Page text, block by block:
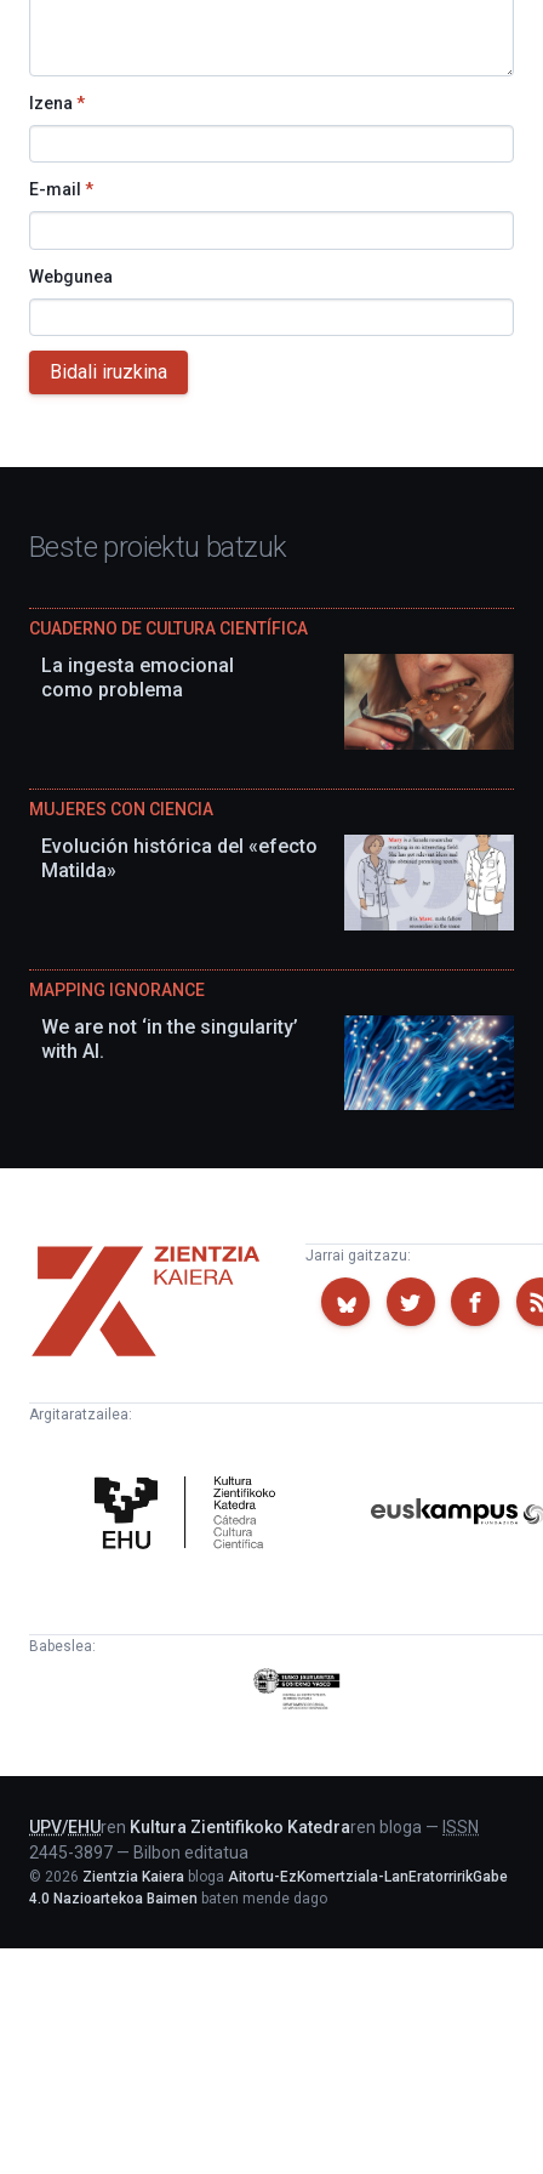
Izena *
E-mail *
Webgunea
Bidali iruzkina
Beste proiektu batzuk
CUADERNO DE CULTURA CIENTÍFICA
La ingesta emocional
como problema
MUJERES CON CIENCIA
Evolución histórica del «efecto
Matilda»
MAPPING IGNORANCE
We are not ‘in the singularity’
with AI.
Zientzia
Kaiera
Jarrai gaitzazu:
Argitaratzailea:
Zientifikoko
Katedra
Babeslea:
Eusko
Jaurlaritza
UPV/EHUren Kultura Zientifikoko Katedraren bloga — ISSN
2445-3897 — Bilbon editatua
© 2026 Zientzia Kaiera bloga Aitortu-EzKomertziala-LanEratorririkGabe
4.0 Nazioartekoa Baimen baten mende dago